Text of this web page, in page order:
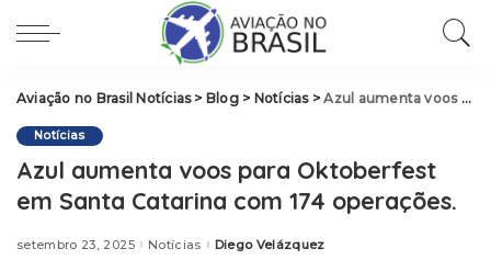
Aviação no Brasil Notícias> Blog> Notícias>Azul aumenta voos para Oktoberfest em Santa Catarina com 174 operações.
Notícias
Azul aumenta voos para Oktoberfest
em Santa Catarina com 174 operações.
setembro 23, 2025 NotíciasPosted
Diego Velázquez